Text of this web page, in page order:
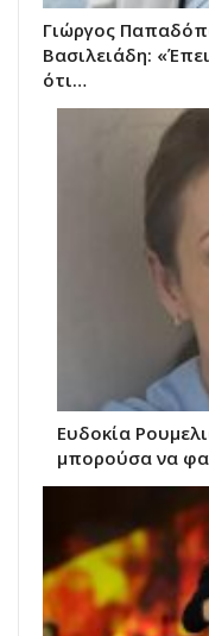
Γιώργος
Βασιλειάδη:
ότι…
Ευδοκία
μπορούσα να